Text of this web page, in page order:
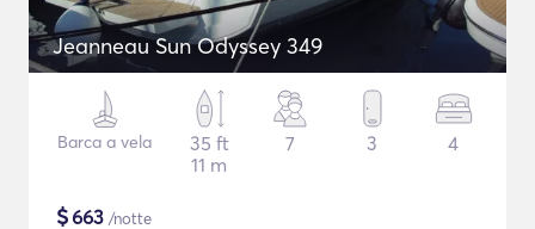
Jeanneau Sun Odyssey 349
Barca a vela
35 ft
11 m
7 3 4
$663 /notte